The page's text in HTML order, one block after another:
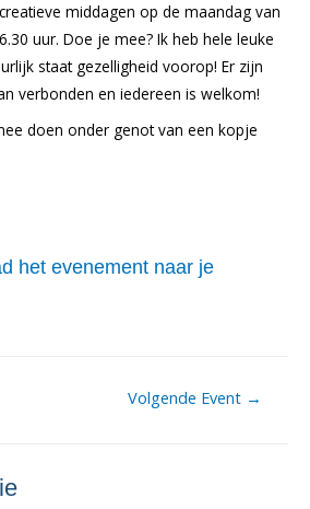
middagen op de maandag van
uur. Doe je mee? Ik heb hele leuke
staat gezelligheid voorop! Er zijn
verbonden en iedereen is welkom!
doen onder genot van een kopje
het evenement naar je
Volgende Event →